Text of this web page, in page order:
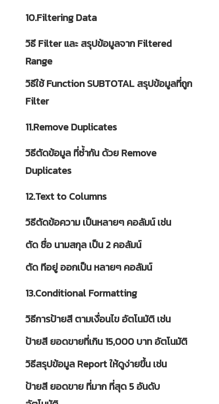
10.Filtering Data
วิธี Filter และ สรุปข้อมูลจาก Filtered
Range
วิธีใช้ Function SUBTOTAL สรุปข้อมูลที่ถูก
Filter
11.Remove Duplicates
วิธีตัดข้อมูล ที่ซ้ำกัน ด้วย Remove
Duplicates
12.Text to Columns
วิธีตัดข้อความ เป็นหลายๆ คอลัมน์ เช่น
ตัด ชื่อ นามสกุล เป็น 2 คอลัมน์
ตัด ทีอยู่ ออกเป็น หลายๆ คอลัมน์
13.Conditional Formatting
วิธีการป้ายสี ตามเงื่อนไข อัตโนมัติ เช่น
ป้ายสี ยอดขายที่เกิน 15,000 บาท อัตโนมัติ
วิธีสรุปข้อมูล Report ให้ดูง่ายขึ้น เช่น
ป้ายสี ยอดขาย ที่มาก ที่สุด 5 อันดับ